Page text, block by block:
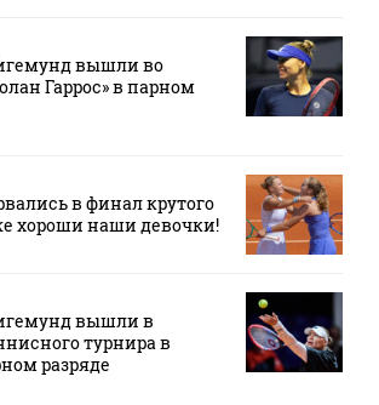
вышли во
Гаррос» в парном
в финал крутого
хороши наши девочки!
вышли в
турнира в
разряде